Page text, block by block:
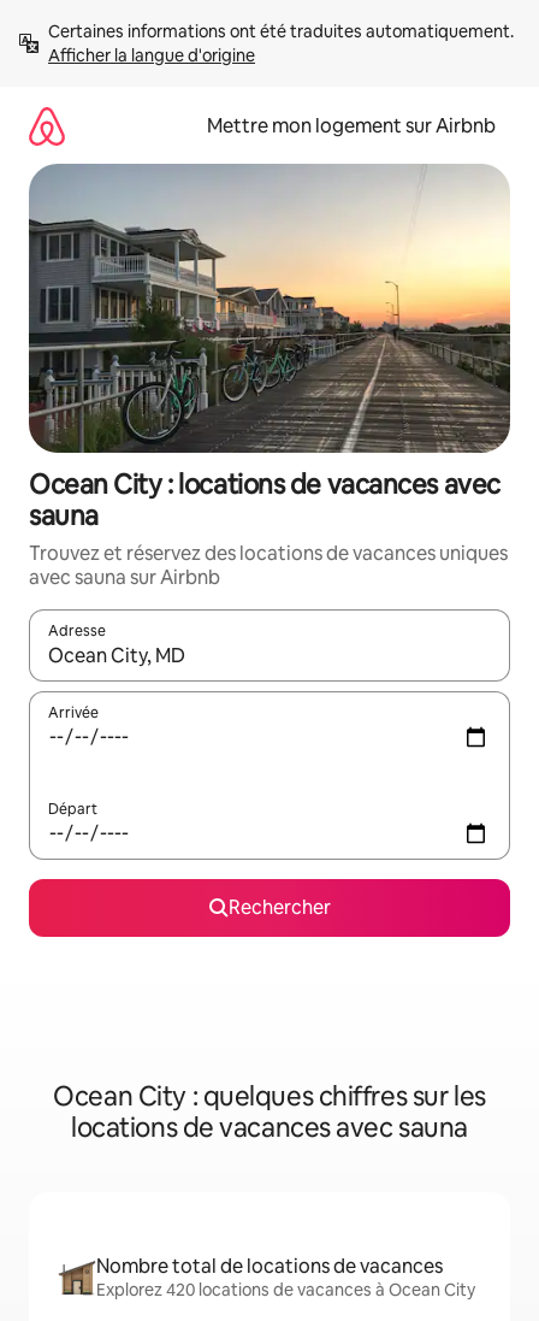
directement
Afficher la langue d'origine
Mettre mon logement sur Airbnb
Ocean City : locations de vacances avec
sauna
Trouvez et réservez des locations de vacances uniques
avec sauna sur Airbnb
Adresse
Lorsque les résultats s'affichent, utilisez les flèches vers le
Arrivée
Départ
Rechercher
Ocean City : quelques chiffres sur les
locations de vacances avec sauna
Nombre total de locations de vacances
Explorez 420 locations de vacances à Ocean City